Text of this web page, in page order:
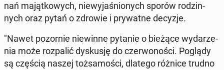
nań ma­jąt­ko­wych, nie­wy­ja­śnio­nych sporów ro­dzin­
nych oraz pytań o zdrowie i pry­wat­ne decyzje.
"Nawet po­zor­nie nie­win­ne pytanie o bieżące wy­da­rze­
nia może roz­pa­lić dys­ku­sję do czer­wo­no­ści. Poglądy
są częścią naszej toż­sa­mo­ści, dlatego różnice trudno